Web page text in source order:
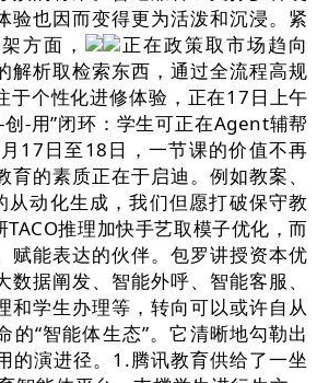
验也因而变得更为活泼和沉浸。紧
方面，
正在政策取市场趋向
解析取检索东西，通过全流程高规
于个性化进修体验，正在17日上午
创-用”闭环：学生可正在Agent辅帮
17日至18日，一节课的价值不再
育的素质正在于启迪。例如教案、
从动化生成，我们但愿打破保守教
推理加快手艺取模子优化，而
赋能表达的伙伴。包罗讲授资本优
数据阐发、智能外呼、智能客服、
和学生办理等，转向可以或许自从
的“智能体生态”。它清晰地勾勒出
的演进径。1.腾讯教育供给了一坐